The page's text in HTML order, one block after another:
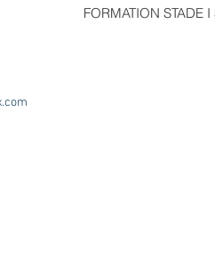
FORMATION STADE